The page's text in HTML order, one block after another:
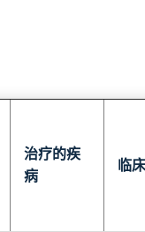
治疗的疾
病
临